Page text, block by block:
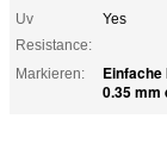
Uv
Resistance:
Yes
Markieren:
0.35 mm